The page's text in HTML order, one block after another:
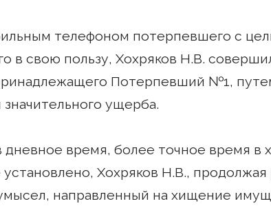
телефоном потерпевшего с
в свою пользу, Хохряков Н.В.
Потерпевший №1,
ущерба.
время, более точное время в
Хохряков Н.В.,
направленный на хищение